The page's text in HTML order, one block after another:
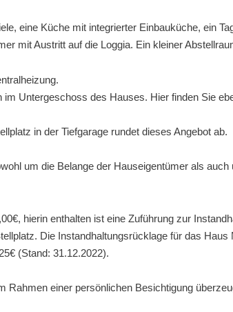
eine Küche mit integrierter Einbauküche, ein
mit Austritt auf die Loggia. Ein kleiner
Untergeschoss des Hauses. Hier finden Sie
in der Tiefgarage rundet dieses Angebot ab.
um die Belange der Hauseigentümer als
hierin enthalten ist eine Zuführung zur
Die Instandhaltungsrücklage für das
(Stand: 31.12.2022).
Rahmen einer persönlichen Besichtigung